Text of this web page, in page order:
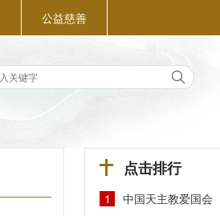
公益慈善
点击排行
1
中国天主教爱国会